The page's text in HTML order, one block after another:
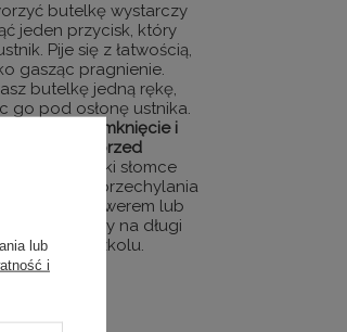
butelkę wystarczy
jeden przycisk, który
Pije się z łatwością,
gasząc pragnienie.
butelkę jedną rękę,
go pod osłonę ustnika.
szczelne zamknięcie i
ochrona przed
. Dzięki słomce
się pije bez przechylania
jazdy rowerem lub
Idealny na długi
w przedszkolu.
lub
i